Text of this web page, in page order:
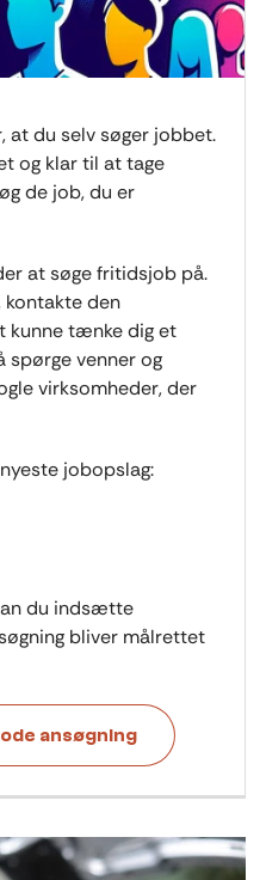
du selv søger jobbet.
og klar til at tage
de job, du er
at søge fritidsjob på.
kontakte den
kunne tænke dig et
spørge venner og
virksomheder, der
jobopslag:
du indsætte
bliver målrettet
ansøgning